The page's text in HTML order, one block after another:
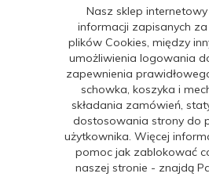
Nasz sklep
informacji zapisanych
plików Cookies, między
umożliwienia logowania
zapewnienia
schowka, koszyka i
składania zamówień,
dostosowania strony do
użytkownika. Więcej
pomoc jak zablokować
naszej stronie - znajdą